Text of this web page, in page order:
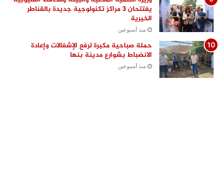
يفتتحان 3 مراكز تكنولوجية جديدة بالقناطر
الخيرية
منذ أسبوعين
حملة صباحية مكبرة لرفع الإشغالات وإعادة
الانضباط بشوارع مدينة بنها
منذ أسبوعين